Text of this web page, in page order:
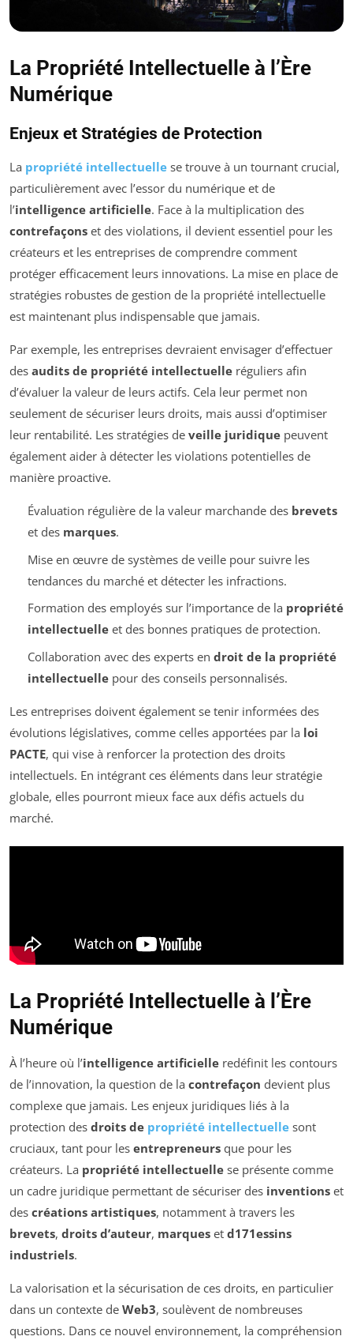
La Propriété Intellectuelle à l’Ère
Numérique
Enjeux et Stratégies de Protection
La propriété intellectuelle se trouve à un tournant crucial,
particulièrement avec l’essor du numérique et de
l’intelligence artificielle. Face à la multiplication des
contrefaçons et des violations, il devient essentiel pour les
créateurs et les entreprises de comprendre comment
protéger efficacement leurs innovations. La mise en place de
stratégies robustes de gestion de la propriété intellectuelle
est maintenant plus indispensable que jamais.
Par exemple, les entreprises devraient envisager d’effectuer
des audits de propriété intellectuelle réguliers afin
d’évaluer la valeur de leurs actifs. Cela leur permet non
seulement de sécuriser leurs droits, mais aussi d’optimiser
leur rentabilité. Les stratégies de veille juridique peuvent
également aider à détecter les violations potentielles de
manière proactive.
Évaluation régulière de la valeur marchande des brevets
et des marques.
Mise en œuvre de systèmes de veille pour suivre les
tendances du marché et détecter les infractions.
Formation des employés sur l’importance de la propriété
intellectuelleet des bonnes pratiques de protection.
Collaboration avec des experts en droit de la propriété
intellectuellepour des conseils personnalisés.
Les entreprises doivent également se tenir informées des
évolutions législatives, comme celles apportées par la loi
PACTE, qui vise à renforcer la protection des droits
intellectuels. En intégrant ces éléments dans leur stratégie
globale, elles pourront mieux face aux défis actuels du
marché.
La Propriété Intellectuelle à l’Ère
Numérique
À l’heure où l’intelligence artificielle redéfinit les contours
de l’innovation, la question de la contrefaçon devient plus
complexe que jamais. Les enjeux juridiques liés à la
protection des droits de propriété intellectuelle sont
cruciaux, tant pour les entrepreneurs que pour les
créateurs. La propriété intellectuelle se présente comme
un cadre juridique permettant de sécuriser des inventions et
des créations artistiques, notamment à travers les
brevets, droits d’auteur, marques et d171essins
industriels.
La valorisation et la sécurisation de ces droits, en particulier
dans un contexte de Web3, soulèvent de nombreuses
questions. Dans ce nouvel environnement, la compréhension